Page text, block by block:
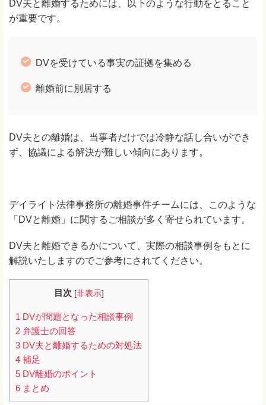
DV夫と離婚するためには、以下のような行動をとること
が重要です。
DVを受けている事実の証拠を集める
離婚前に別居する
DV夫との離婚は、当事者だけでは冷静な話し合いができ
ず、協議による解決が難しい傾向にあります。
デイライト法律事務所の離婚事件チームには、このような
「DVと離婚」に関するご相談が多く寄せられています。
DV夫と離婚できるかについて、実際の相談事例をもとに
解説いたしますのでご参考にされてください。
目次 [非表示]
1 DVが問題となった相談事例
2 弁護士の回答
3 DV夫と離婚するための対処法
4 補足
5 DV離婚のポイント
6 まとめ